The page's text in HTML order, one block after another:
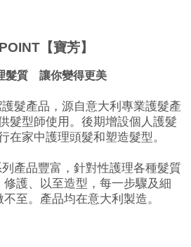
【寶芳】
髮質 讓你變得更美
髮產品，源自意大利專業護髮產
髮型師使用。後期增設個人護髮
在家中護理頭髮和塑造髮型。
產品豐富，針對性護理各種髮質
護、以至造型，每一步驟及細
至。產品均在意大利製造。